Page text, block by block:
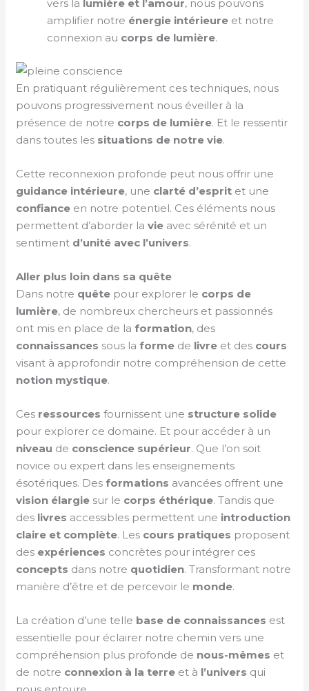
vers la lumière et l’amour, nous pouvons
amplifier notre énergie intérieure et notre
connexion au corps de lumière.
En pratiquant régulièrement ces techniques, nous
pouvons progressivement nous éveiller à la
présence de notre corps de lumière. Et le ressentir
dans toutes les situations de notre vie.
Cette reconnexion profonde peut nous offrir une
guidance intérieure, une clarté d’esprit et une
confiance en notre potentiel. Ces éléments nous
permettent d’aborder lavie avec sérénité et un
sentiment d’unité avec l’univers.
Aller plus loin dans sa quête
Dans notre quête pour explorer le corps de
lumière, de nombreux chercheurs et passionnés
ont mis en place de laformation, des
connaissances sous laforme de livre et des cours
visant à approfondir notre compréhension de cette
notion mystique.
Ces ressources fournissent une structure solide
pour explorer ce domaine. Et pour accéder à un
niveau de conscience supérieur. Que l’on soit
novice ou expert dans les enseignements
ésotériques. Desformations avancées offrent une
vision élargie sur le corps éthérique. Tandis que
des livres accessibles permettent une introduction
claire et complète. Les cours pratiques proposent
des expériences concrètes pour intégrer ces
concepts dans notre quotidien. Transformant notre
manière d’être et de percevoir le monde.
La création d’une telle base de connaissances est
essentielle pour éclairer notre chemin vers une
compréhension plus profonde de nous-mêmes et
de notre connexion à la terre et à l’univers qui